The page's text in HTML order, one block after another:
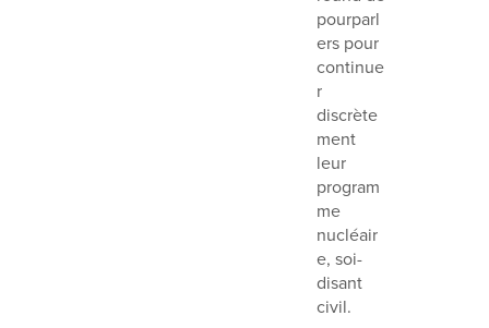
pourparl
ers pour
continue
r
discrète
ment
leur
program
me
nucléair
e, soi-
disant
civil.